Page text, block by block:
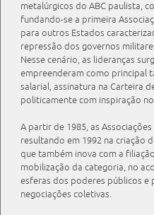
metalúrgicos do ABC paulista,
fundando-se a primeira
para outros Estados
repressão dos governos
Nesse cenário, as lideranças
empreenderam como principal
salarial, assinatura na Carteira
politicamente com inspiração
A partir de 1985, as
resultando em 1992 na criação
que também inova com a
mobilização da categoria, no
esferas dos poderes públicos e
negociações coletivas.